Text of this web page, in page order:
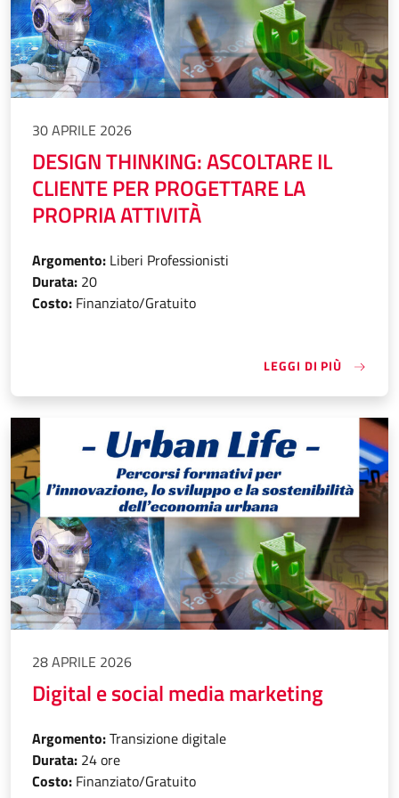
30 APRILE 2026
DESIGN THINKING: ASCOLTARE IL
CLIENTE PER PROGETTARE LA
PROPRIA ATTIVITÀ
Argomento: Liberi Professionisti
Durata: 20
Costo: Finanziato/Gratuito
LEGGI DI PIÙ
28 APRILE 2026
Digital e social media marketing
Argomento:Transizione digitale
Durata: 24 ore
Costo: Finanziato/Gratuito